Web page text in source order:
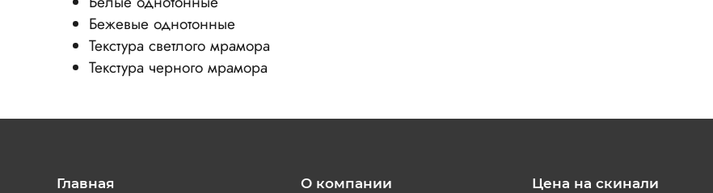
Бежевые однотонные
Текстура светлого мрамора
Текстура черного мрамора
Главная О компании Цена на скинали